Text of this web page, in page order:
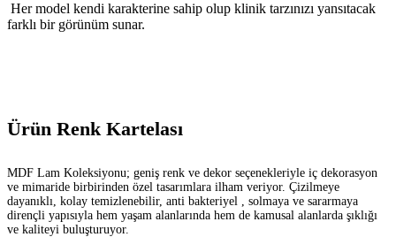
Her model kendi karakterine sahip olup klinik tarzınızı yansıtacak
farklı bir görünüm sunar.
Ürün Renk Kartelası
MDF Lam Koleksiyonu; geniş renk ve dekor seçenekleriyle iç dekorasyon
ve mimaride birbirinden özel tasarımlara ilham veriyor. Çizilmeye
dayanıklı, kolay temizlenebilir, anti bakteriyel , solmaya ve sararmaya
dirençli yapısıyla hem yaşam alanlarında hem de kamusal alanlarda şıklığı
ve kaliteyi buluşturuyor.